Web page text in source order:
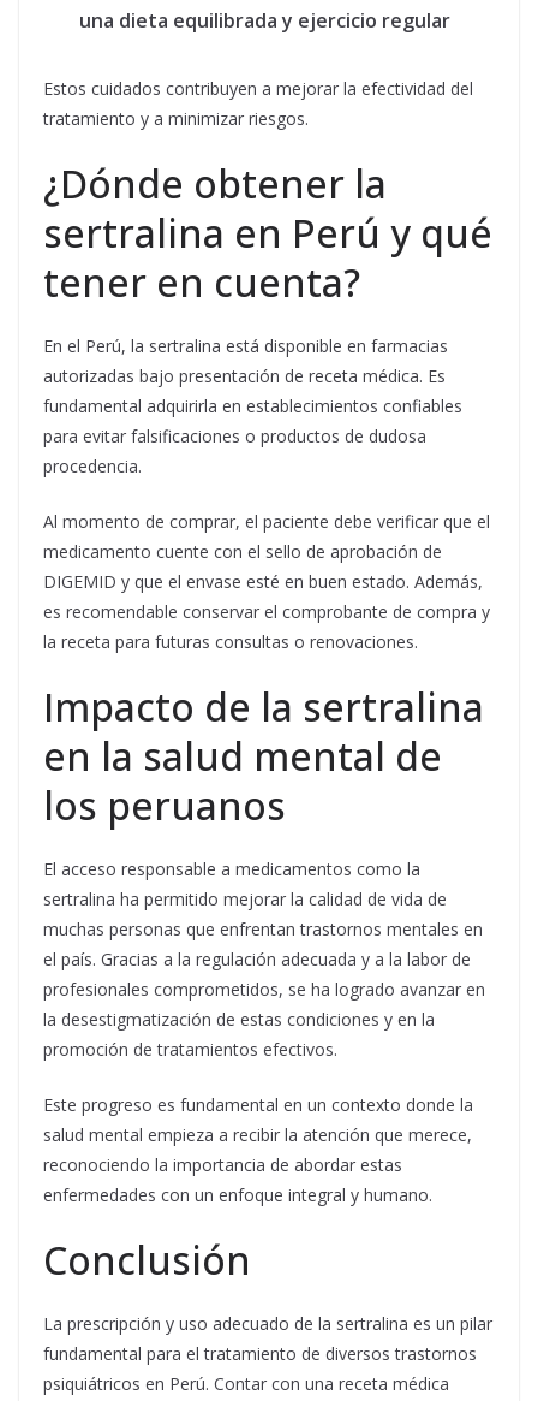
una dieta equilibrada y ejercicio regular
Estos cuidados contribuyen a mejorar la efectividad del
tratamiento y a minimizar riesgos.
¿Dónde obtener la
sertralina en Perú y qué
tener en cuenta?
En el Perú, la sertralina está disponible en farmacias
autorizadas bajo presentación de receta médica. Es
fundamental adquirirla en establecimientos confiables
para evitar falsificaciones o productos de dudosa
procedencia.
Al momento de comprar, el paciente debe verificar que el
medicamento cuente con el sello de aprobación de
DIGEMID y que el envase esté en buen estado. Además,
es recomendable conservar el comprobante de compra y
la receta para futuras consultas o renovaciones.
Impacto de la sertralina
en la salud mental de
los peruanos
El acceso responsable a medicamentos como la
sertralina ha permitido mejorar la calidad de vida de
muchas personas que enfrentan trastornos mentales en
el país. Gracias a la regulación adecuada y a la labor de
profesionales comprometidos, se ha logrado avanzar en
la desestigmatización de estas condiciones y en la
promoción de tratamientos efectivos.
Este progreso es fundamental en un contexto donde la
salud mental empieza a recibir la atención que merece,
reconociendo la importancia de abordar estas
enfermedades con un enfoque integral y humano.
Conclusión
La prescripción y uso adecuado de la sertralina es un pilar
fundamental para el tratamiento de diversos trastornos
psiquiátricos en Perú. Contar con una receta médica